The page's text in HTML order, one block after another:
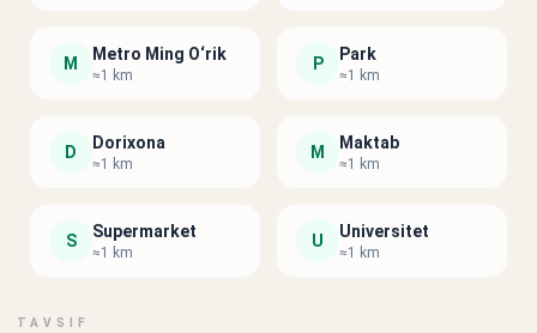
M Metro Ming O‘rik
≈1 km
P Park
≈1 km
D Dorixona
≈1 km
M Maktab
≈1 km
S Supermarket
≈1 km
U Universitet
≈1 km
TAVSIF